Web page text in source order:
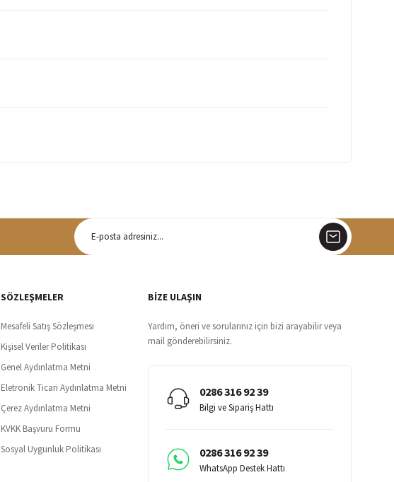
Tüm ürünlerde ücretsiz teslimat
SÖZLEŞMELER
Mesafeli Satış Sözleşmesi
Kişisel Veriler Politikası
Genel Aydınlatma Metni
Eletronik Ticari Aydınlatma Metni
Çerez Aydınlatma Metni
KVKK Başvuru Formu
Sosyal Uygunluk Politikası
BİZE ULAŞIN
Yardım, öneri ve sorularınız için bizi arayabilir veya
mail gönderebilirsiniz.
0286 316 92 39
Bilgi ve Sipariş Hattı
0286 316 92 39
WhatsApp Destek Hattı